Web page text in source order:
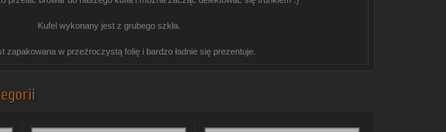
Kufel wykonany jest z grubego szkła.
zapakowana w przeźroczystą folię i bardzo ładnie się prezentuje.